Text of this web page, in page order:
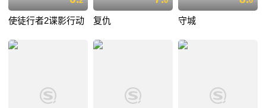
使徒行者2谍影行动 复仇 守城